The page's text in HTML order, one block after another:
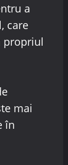
a
care
propriul
mai
în